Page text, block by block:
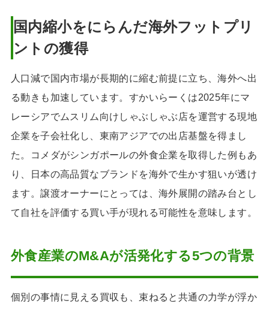
国内縮小をにらんだ海外フットプリ
ントの獲得
人口減で国内市場が長期的に縮む前提に立ち、海外へ出
る動きも加速しています。すかいらーくは2025年にマ
レーシアでムスリム向けしゃぶしゃぶ店を運営する現地
企業を子会社化し、東南アジアでの出店基盤を得まし
た。コメダがシンガポールの外食企業を取得した例もあ
り、日本の高品質なブランドを海外で生かす狙いが透け
ます。譲渡オーナーにとっては、海外展開の踏み台とし
て自社を評価する買い手が現れる可能性を意味します。
外食産業のM&Aが活発化する5つの背景
個別の事情に見える買収も、束ねると共通の力学が浮か